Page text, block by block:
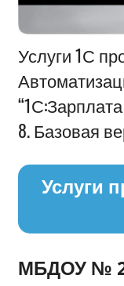
Информация
Услуги 1С
8. Базовая
Услуги
МБДОУ №